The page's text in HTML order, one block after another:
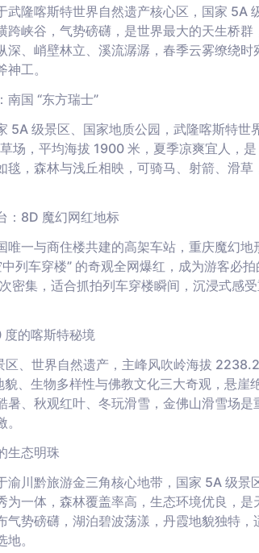
武隆喀斯特世界自然遗产核心区，国家 5A
跨峡谷，气势磅礴，是世界最大的天生桥群
深、峭壁林立、溪流潺潺，春季云雾缭绕
工。
南国 “东方瑞士”
5A 级景区、国家地质公园，武隆喀斯特
场，平均海拔 1900 米，夏季凉爽宜人，
毯，森林与浅丘相映，可骑马、射箭、滑
：8D 魔幻网红地标
唯一与商住楼共建的高架车站，重庆魔幻
列车穿楼” 的奇观全网爆红，成为游客必
集，适合抓拍列车穿楼瞬间，沉浸式感
度的喀斯特秘境
、世界自然遗产，主峰风吹岭海拔
、生物多样性与佛教文化三大奇观，悬崖
暑、秋观红叶、冬玩滑雪，金佛山滑雪场
生态明珠
渝川黔旅游金三角核心地带，国家 5A 级景
一体，森林覆盖率高，生态环境优良，是
气势磅礴，湖泊碧波荡漾，丹霞地貌独特，
。